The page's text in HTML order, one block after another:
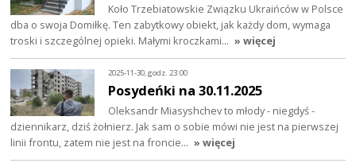
Koło Trzebiatowskie Związku Ukraińców w Polsce
dba o swoja Domiłkę. Ten zabytkowy obiekt, jak każdy dom, wymaga
troski i szczególnej opieki. Małymi kroczkami… » więcej
2025-11-30, godz. 23:00
Posydeńki na 30.11.2025
Oleksandr Miasyshchev to młody - niegdyś -
dziennikarz, dziś żołnierz. Jak sam o sobie mówi nie jest na pierwszej
linii frontu, zatem nie jest na froncie… » więcej